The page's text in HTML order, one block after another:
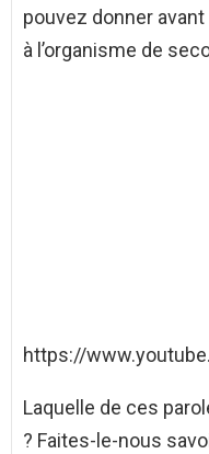
pouvez donner
à l’organisme de
https://
Laquelle de ces
? Faites-le-nous